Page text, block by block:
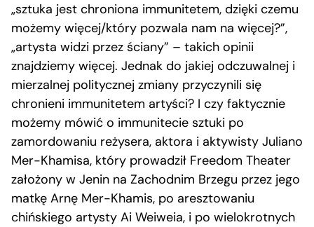
„sztuka jest chroniona immunitetem, dzięki czemu
możemy więcej/który pozwala nam na więcej?”,
„artysta widzi przez ściany” – takich opinii
znajdziemy więcej. Jednak do jakiej odczuwalnej i
mierzalnej politycznej zmiany przyczynili się
chronieni immunitetem artyści? I czy faktycznie
możemy mówić o immunitecie sztuki po
zamordowaniu reżysera, aktora i aktywisty Juliano
Mer-Khamisa, który prowadził Freedom Theater
założony w Jenin na Zachodnim Brzegu przez jego
matkę Arnę Mer-Khamis, po aresztowaniu
chińskiego artysty Ai Weiweia, i po wielokrotnych